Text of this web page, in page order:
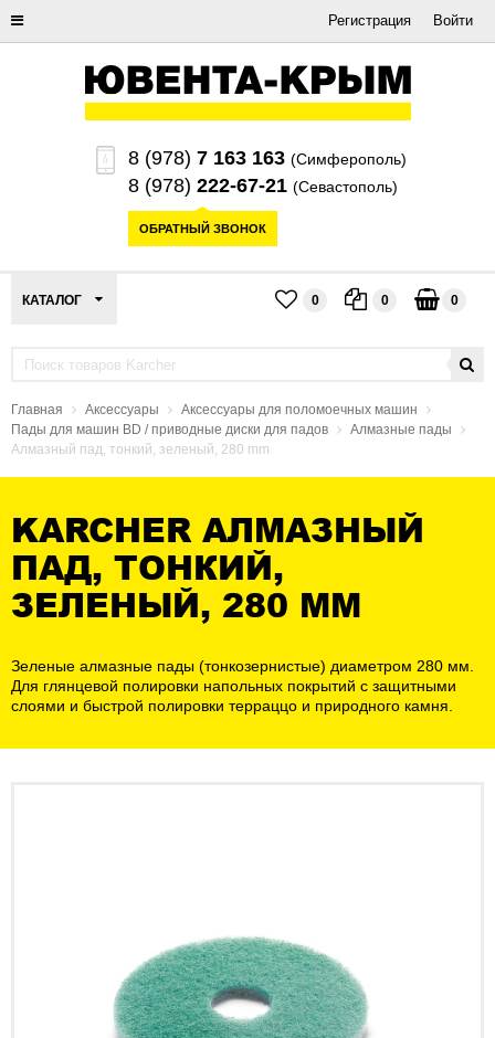
Регистрация Войти
8 (978) 7 163 163 (Симферополь)
8 (978) 222-67-21 (Севастополь)
ОБРАТНЫЙ ЗВОНОК
КАТАЛОГ 0 0 0
Главная Аксессуары
Аксессуары для поломоечных машин
Пады для машин BD / приводные диски для падов
Алмазные пады
Алмазный пад, тонкий, зеленый, 280 mm
KARCHER АЛМАЗНЫЙ
ПАД, ТОНКИЙ,
ЗЕЛЕНЫЙ, 280 MM
Зеленые алмазные пады (тонкозернистые) диаметром 280 мм.
Для глянцевой полировки напольных покрытий с защитными
слоями и быстрой полировки терраццо и природного камня.